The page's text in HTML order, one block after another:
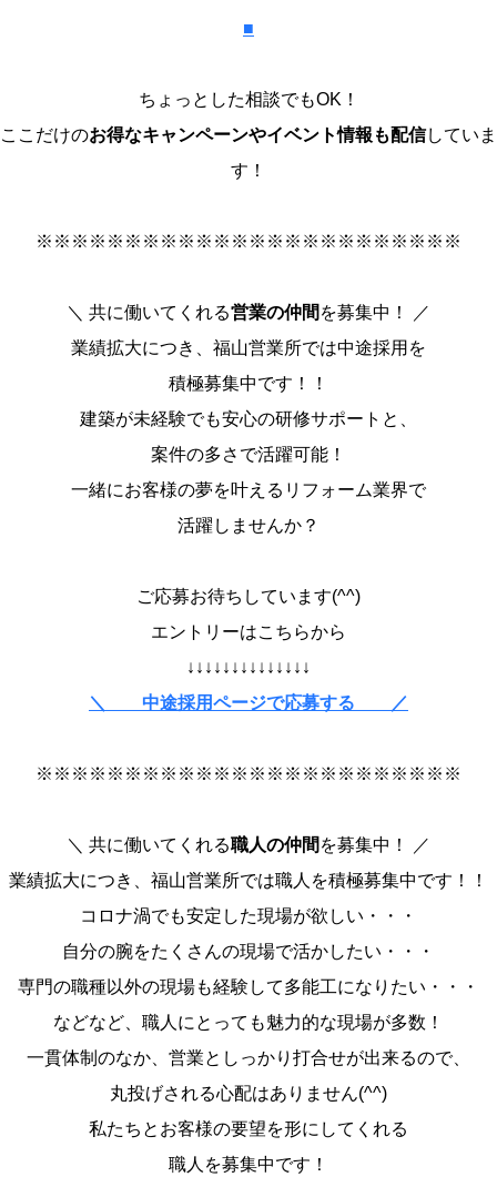
■
ちょっとした相談でもOK！
ここだけのお得なキャンペーンやイベント情報も配信していま
す！
※※※※※※※※※※※※※※※※※※※※※※※※
＼ 共に働いてくれる営業の仲間 を募集中！ ／
業績拡大につき、福山営業所では中途採用を
積極募集中です！！
建築が未経験でも安心の研修サポートと、
案件の多さで活躍可能！
一緒にお客様の夢を叶えるリフォーム業界で
活躍しませんか？
ご応募お待ちしています(^^)
エントリーはこちらから
↓↓↓↓↓↓↓↓↓↓↓↓↓↓
＼ 中途採用ページで応募する ／
※※※※※※※※※※※※※※※※※※※※※※※※
＼ 共に働いてくれる職人の仲間 を募集中！ ／
業績拡大につき、福山営業所では職人を積極募集中です！！
コロナ渦でも安定した現場が欲しい・・・
自分の腕をたくさんの現場で活かしたい・・・
専門の職種以外の現場も経験して多能工になりたい・・・
などなど、職人にとっても魅力的な現場が多数！
一貫体制のなか、営業としっかり打合せが出来るので、
丸投げされる心配はありません(^^)
私たちとお客様の要望を形にしてくれる
職人を募集中です！